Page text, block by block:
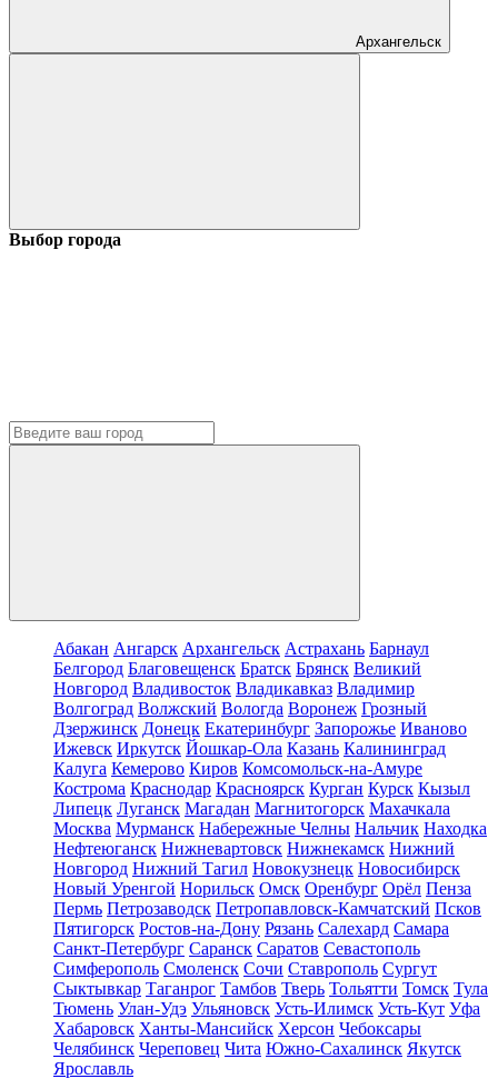
Архангельск
Выбор города
Абакан Ангарск Архангельск Астрахань Барнаул
Белгород Благовещенск Братск Брянск Великий
Новгород Владивосток Владикавказ Владимир
Волгоград Волжский Вологда Воронеж Грозный
Дзержинск Донецк Екатеринбург Запорожье Иваново
Ижевск Иркутск Йошкар-Ола Казань Калининград
Калуга Кемерово Киров Комсомольск-на-Амуре
Кострома Краснодар Красноярск Курган Курск Кызыл
Липецк Луганск Магадан Магнитогорск Махачкала
Москва Мурманск Набережные Челны Нальчик Находка
Нефтеюганск Нижневартовск Нижнекамск Нижний
Новгород Нижний Тагил Новокузнецк Новосибирск
Новый Уренгой Норильск Омск Оренбург Орёл Пенза
Пермь Петрозаводск Петропавловск-Камчатский Псков
Пятигорск Ростов-на-Дону Рязань Салехард Самара
Санкт-Петербург Саранск Саратов Севастополь
Симферополь Смоленск Сочи Ставрополь Сургут
Сыктывкар Таганрог Тамбов Тверь Тольятти Томск Тула
Тюмень Улан-Удэ Ульяновск Усть-Илимск Усть-Кут Уфа
Хабаровск Ханты-Мансийск Херсон Чебоксары
Челябинск Череповец Чита Южно-Сахалинск Якутск
Ярославль